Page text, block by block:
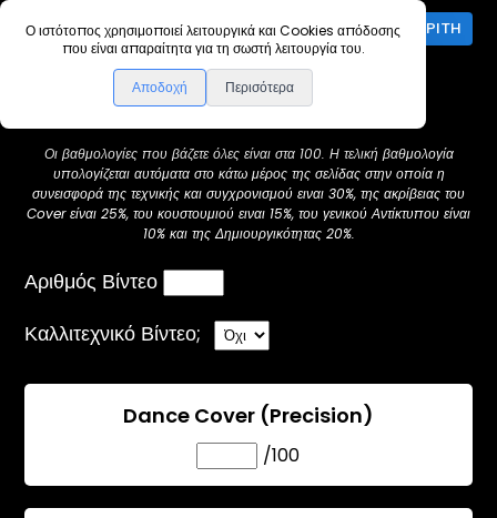
Ο ιστότοπος χρησιμοποιεί λειτουργικά και Cookies απόδοσης
που είναι απαραίτητα για τη σωστή λειτουργία του.
Αποδοχή Περισότερα
ΕΊΣΟΔΟΣ ΚΡΙΤΉ
Βαθμολoγία
Οι βαθμολογίες που βάζετε όλες είναι στα 100. Η τελική βαθμολογία
υπολογίζεται αυτόματα στο κάτω μέρος της σελίδας στην οποία η
συνεισφορά της τεχνικής και συγχρονισμού ειναι 30%, της ακρίβειας του
Cover είναι 25%, του κουστουμιού ειναι 15%, του γενικού Αντίκτυπου είναι
10% και της Δημιουργικότητας 20%.
Αριθμός Βίντεο
Καλλιτεχνικό Βίντεο;
Dance Cover (Precision)
/100